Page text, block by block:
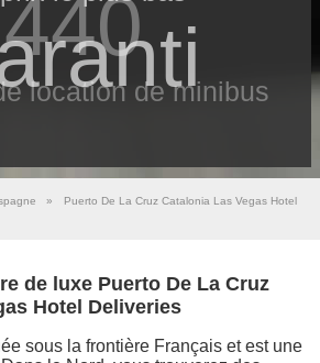
440
location de minibus
»
Puerto De La Cruz Catalonia Las Vegas Hotel
de luxe Puerto De La Cruz
Hotel Deliveries
sous la frontière Français et est une